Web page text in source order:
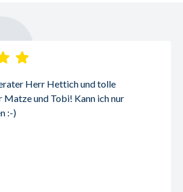
Herr Hettich und tolle
Matze und Tobi! Kann ich nur
:-)